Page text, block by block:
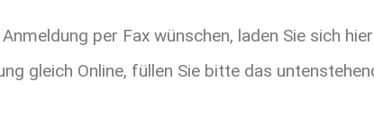
Anmeldung per Fax wünschen, laden Sie sich
gleich Online, füllen Sie bitte das